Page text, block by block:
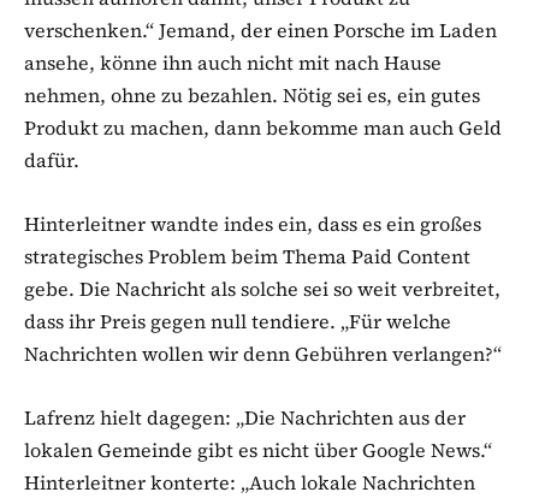
verschenken.“ Jemand, der einen Porsche im Laden
ansehe, könne ihn auch nicht mit nach Hause
nehmen, ohne zu bezahlen. Nötig sei es, ein gutes
Produkt zu machen, dann bekomme man auch Geld
dafür.
Hinterleitner wandte indes ein, dass es ein großes
strategisches Problem beim Thema Paid Content
gebe. Die Nachricht als solche sei so weit verbreitet,
dass ihr Preis gegen null tendiere. „Für welche
Nachrichten wollen wir denn Gebühren verlangen?“
Lafrenz hielt dagegen: „Die Nachrichten aus der
lokalen Gemeinde gibt es nicht über Google News.“
Hinterleitner konterte: „Auch lokale Nachrichten